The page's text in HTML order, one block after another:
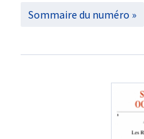
Sommaire du numéro